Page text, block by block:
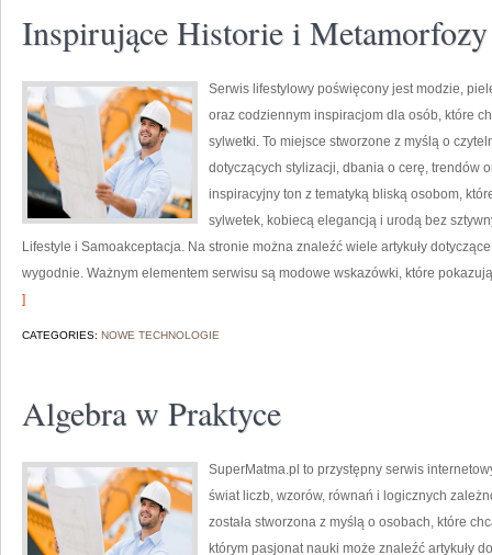
Inspirujące Historie i Metamorfozy
Serwis lifestylowy poświęcony jest modzie,
oraz codziennym inspiracjom dla osób, które
sylwetki. To miejsce stworzone z myślą o
dotyczących stylizacji, dbania o cerę, trendów
inspiracyjny ton z tematyką bliską osobom,
sylwetek, kobiecą elegancją i urodą bez
Lifestyle i Samoakceptacja. Na stronie można znaleźć wiele artykuły
wygodnie. Ważnym elementem serwisu są modowe wskazówki, które
]
CATEGORIES: NOWE TECHNOLOGIE
Algebra w Praktyce
SuperMatma.pl to przystępny serwis
świat liczb, wzorów, równań i logicznych
została stworzona z myślą o osobach, które
którym pasjonat nauki może znaleźć artykuły